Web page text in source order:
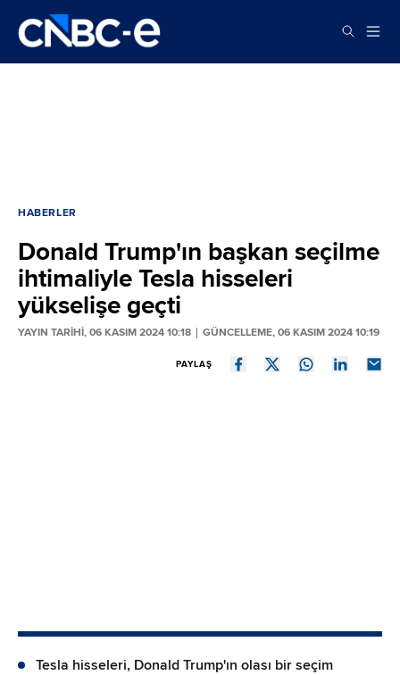
HABERLER
Donald Trump'ın başkan seçilme
ihtimaliyle Tesla hisseleri
yükselişe geçti
YAYIN TARİHİ, 06 KASIM 2024 10:18 GÜNCELLEME, 06 KASIM 2024 10:19
PAYLAŞ
Tesla hisseleri, Donald Trump'ın olası bir seçim